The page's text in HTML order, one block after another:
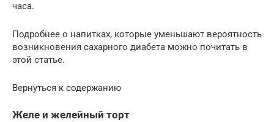
часа.
Подробнее о напитках, которые уменьшают вероятность
возникновения сахарного диабета можно почитать в
этой статье.
Вернуться к содержанию
Желе и желейный торт